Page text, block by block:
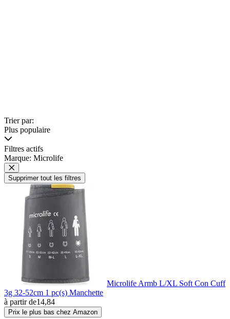
Trier par:
Plus populaire
Filtres actifs
Marque: Microlife
Supprimer tout les filtres
Microlife Armb L/XL Soft Con Cuff
3g 32-52cm 1 pc(s) Manchette
à partir de14,84
Prix le plus bas chez Amazon